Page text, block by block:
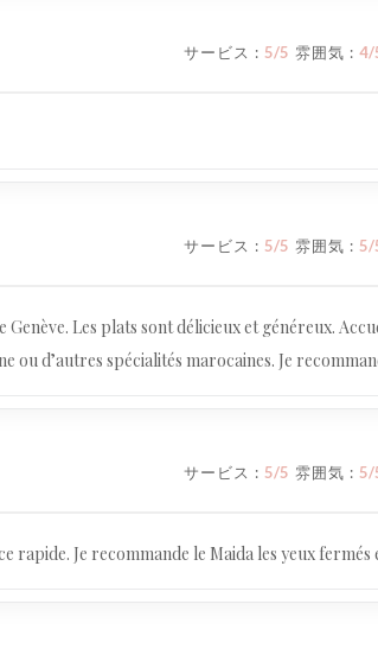
サービス : 5/5 雰囲気 : 4/
サービス : 5/5 雰囲気 : 5/
Les plats sont délicieux et généreux.
ou d’autres spécialités marocaines. Je
サービス : 5/5 雰囲気 : 5/
rapide. Je recommande le Maida les yeux